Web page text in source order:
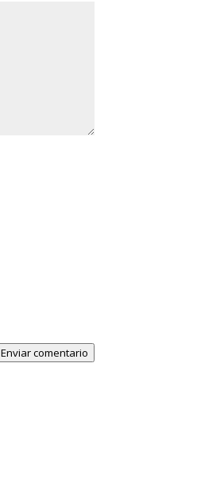
Enviar comentario